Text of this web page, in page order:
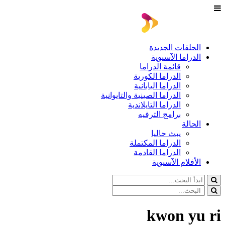
الحلقات الجديدة
الدراما الآسيوية
قائمة الدراما
الدراما الكورية
الدراما اليابانية
الدراما الصينية والتايوانية
الدراما التايلاندية
برامج الترفيه
الحالة
يبث حاليا
الدراما المكتملة
الدراما القادمة
الأفلام الآسيوية
kwon yu ri